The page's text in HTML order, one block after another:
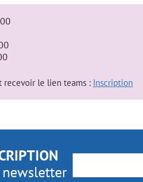
recevoir le lien teams : Inscription